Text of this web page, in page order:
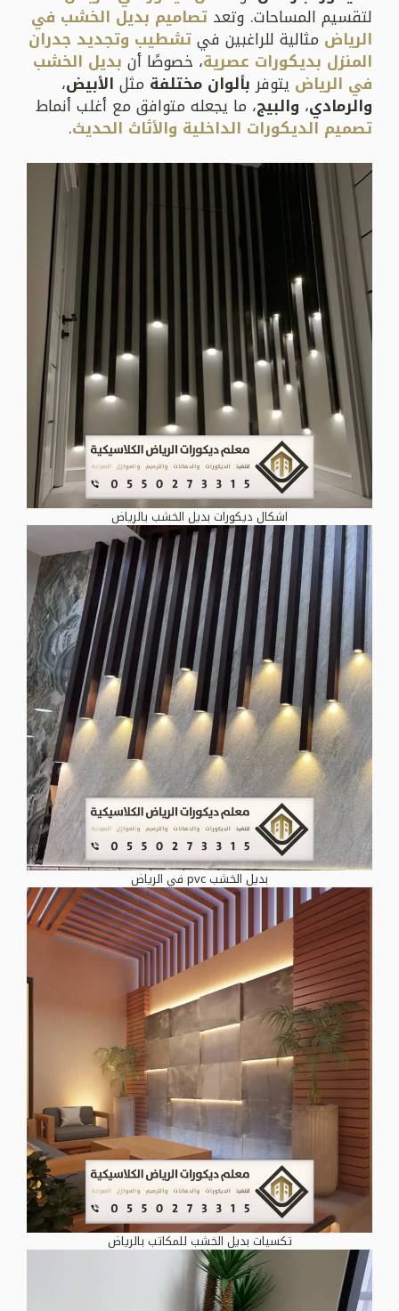
لتقسيم المساحات. وتعد تصاميم بديل الخشب في
الرياض مثالية للراغبين فيتشطيب وتجديد جدران
المنزل بديكورات عصرية، خصوصًا أن بديل الخشب
في الرياض يتوفر بألوان مختلفة مثل الأبيض،
والرمادي، والبيج، ما يجعله متوافق مع أغلب أنماط
تصميم الديكورات الداخلية والأثاث الحديث.
اشكال ديكورات بديل الخشب بالرياض
بديل الخشب pvc في الرياض
تكسيات بديل الخشب للمكاتب بالرياض